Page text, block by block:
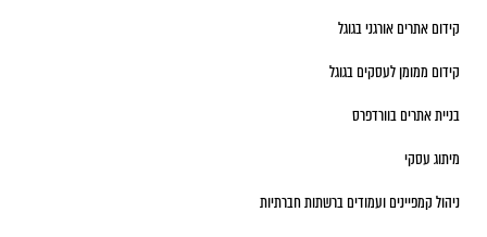
קידום אתרים אורגני בגוגל
קידום ממומן לעסקים בגוגל
בניית אתרים בוורדפרס
מיתוג עסקי
ניהול קמפיינים ועמודים ברשתות חברתיות